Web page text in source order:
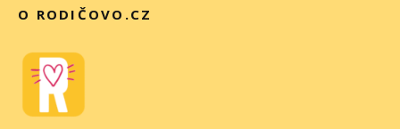
O RODIČOVO.CZ